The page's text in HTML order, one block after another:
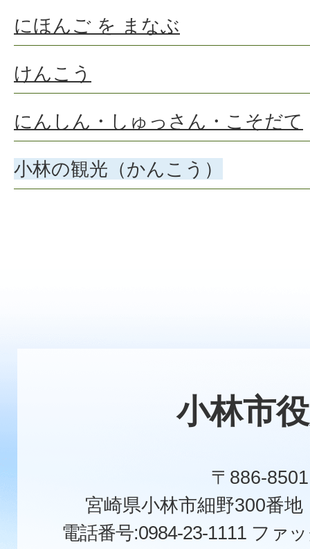
にほんご を まなぶ
けんこう
にんしん・しゅっさん・こそだて
小林の観光（かんこう）
小林市
〒886-8501
宮崎県小林市細野300番
電話番号:0984-23-1111 ファ